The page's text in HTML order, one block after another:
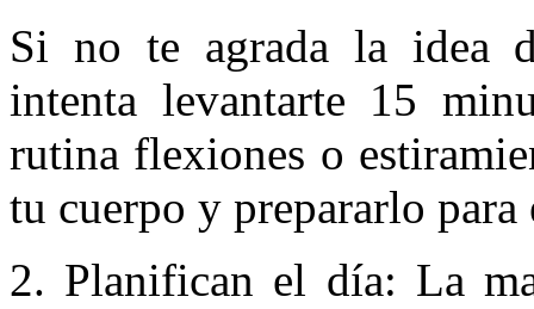
Si no te agrada la idea
intenta levantarte 15
rutina flexiones o
tu cuerpo y prepararlo
2. Planifican el día: La